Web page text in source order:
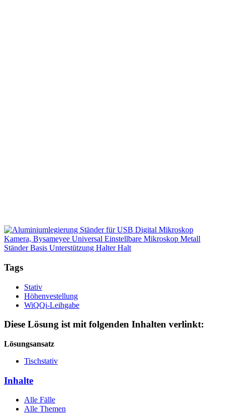
Tags
Stativ
Höhenvestellung
WiQQi-Leihgabe
Diese Lösung ist mit folgenden Inhalten verlinkt:
Lösungsansatz
Tischstativ
Inhalte
Alle Fälle
Alle Themen